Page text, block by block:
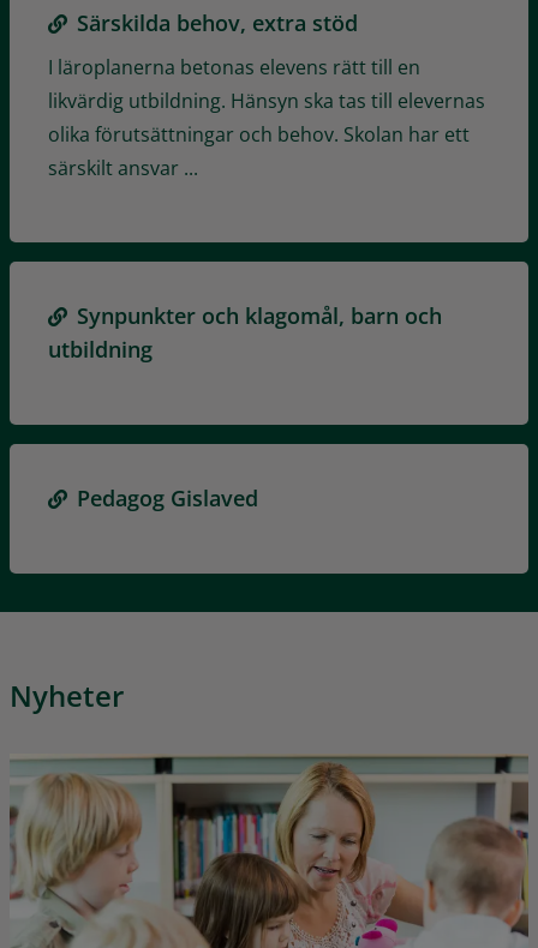
Särskilda behov, extra stöd
I läroplanerna betonas elevens rätt till en
likvärdig utbildning. Hänsyn ska tas till elevernas
olika förutsättningar och behov. Skolan har ett
särskilt ansvar ...
Synpunkter och klagomål, barn och
utbildning
Pedagog Gislaved
Nyheter